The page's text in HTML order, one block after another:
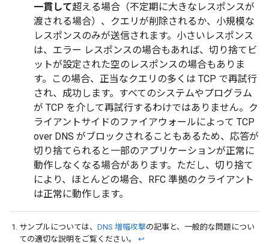
一貫して超える場合（不定期に大きなレスポンスが
渡される場合）、クエリが削除されるか、小規模な
レスポンスのみが送信されます。小さいレスポンス
は、エラー レスポンスの場合もあれば、切り捨てビ
ットが設定された空のレスポンスの場合もありま
す。この場合、正当なクエリの多くは TCP で再試行
され、成功します。すべてのシステムやプログラム
が TCP を介して再試行するわけではありません。ク
ライアントサイドのファイアウォールによって TCP
over DNS がブロックされることもあるため、応答が
切り捨てられると一部のアプリケーションが正常に
動作しなくなる場合があります。ただし、切り捨て
により、ほとんどの場合、RFC 準拠のクライアント
は正常に動作します。
サンプルについては、 DNS 増幅攻撃の記事と、一般的な問題につい
ての適切な説明をご覧ください。 ↩